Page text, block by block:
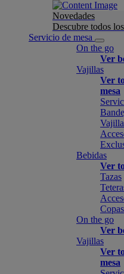
Novedades
Descubre todos
Servicio de mesa
On the go
Ver
Vajillas
Ver
mesa
Bebidas
Ver
Tazas
On the go
Ver
Vajillas
Ver
mesa